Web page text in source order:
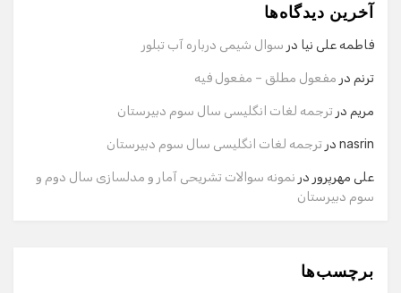
آخرین دیدگاه‌ها
فاطمه علی نیا در سوال شیمی درباره آب تبلور
ترنم در مفعول مطلق – مفعول فیه
مریم در ترجمه لغات انگلیسی سال سوم دبیرستان
nasrin در ترجمه لغات انگلیسی سال سوم دبیرستان
علی مهرپرور در نمونه سوالات تشریحی آمار و مدلسازی سال دوم و
سوم دبیرستان
برچسب‌ها
سلام! برای شروع گفت‌وگو لطفاً شماره تماس یا ایمیل خود را
وارد کنید.
ایمیل